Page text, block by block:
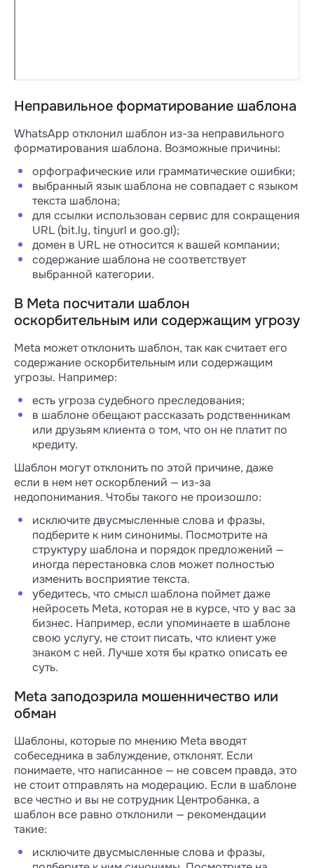
Неправильное форматирование шаблона
WhatsApp отклонил шаблон из-за неправильного
форматирования шаблона. Возможные причины:
орфографические или грамматические ошибки;
выбранный язык шаблона не совпадает с языком
текста шаблона;
для ссылки использован сервис для сокращения
URL (bit.ly, tinyurl и goo.gl);
домен в URL не относится к вашей компании;
содержание шаблона не соответствует
выбранной категории.
В Meta посчитали шаблон
оскорбительным или содержащим угрозу
Meta может отклонить шаблон, так как считает его
содержание оскорбительным или содержащим
угрозы. Например:
есть угроза судебного преследования;
в шаблоне обещают рассказать родственникам
или друзьям клиента о том, что он не платит по
кредиту.
Шаблон могут отклонить по этой причине, даже
если в нем нет оскорблений — из-за
недопонимания. Чтобы такого не произошло:
исключите двусмысленные слова и фразы,
подберите к ним синонимы. Посмотрите на
структуру шаблона и порядок предложений —
иногда перестановка слов может полностью
изменить восприятие текста.
убедитесь, что смысл шаблона поймет даже
нейросеть Meta, которая не в курсе, что у вас за
бизнес. Например, если упоминаете в шаблоне
свою услугу, не стоит писать, что клиент уже
знаком с ней. Лучше хотя бы кратко описать ее
суть.
Meta заподозрила мошенничество или
обман
Шаблоны, которые по мнению Meta вводят
собеседника в заблуждение, отклонят. Если
понимаете, что написанное — не совсем правда, это
не стоит отправлять на модерацию. Если в шаблоне
все честно и вы не сотрудник Центробанка, а
шаблон все равно отклонили — рекомендации
такие:
исключите двусмысленные слова и фразы,